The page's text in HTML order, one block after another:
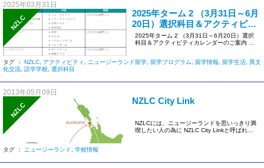
2025年03月31日
NZLC
2025年ターム 2 （3月31日～6月
20日）選択科目＆アクティビテ
ィカレンダーのご案内- More
Electives, More Activities,
2025年ターム 2 （3月31日～6月20日）選択
科目＆アクティビティカレンダーのご案内 最
タグ ： NZLC, アクティビティ , ニュージーランド留学, 留学プログラム, 留学情報, 留学生活, 異文
化交流, 語学学校, 選択科目
2013年05月09日
NZLC
NZLC City Link
NZLCには、ニュージーランドを思いっきり満
喫したい人の為に NZLC City Linkと呼ばれる
タグ ： ニュージーランド, 学校情報